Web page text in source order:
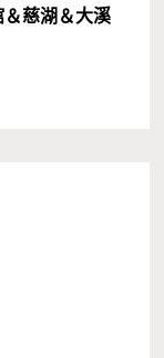
慈湖＆大溪